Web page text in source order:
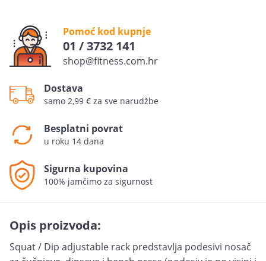
Pomoć kod kupnje
01 / 3732 141
shop@fitness.com.hr
Dostava
samo 2,99 € za sve narudžbe
Besplatni povrat
u roku 14 dana
Sigurna kupovina
100% jamčimo za sigurnost
Opis proizvoda:
Squat / Dip adjustable rack predstavlja podesivi nosač